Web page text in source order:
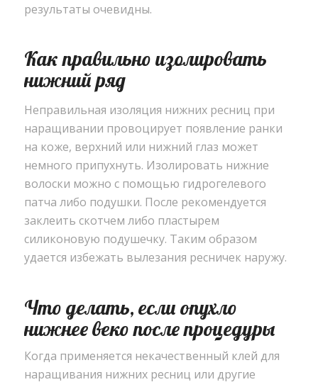
результаты очевидны.
Как правильно изолировать
нижний ряд
Неправильная изоляция нижних ресниц при
наращивании провоцирует появление ранки
на коже, верхний или нижний глаз может
немного припухнуть. Изолировать нижние
волоски можно с помощью гидрогелевого
патча либо подушки. После рекомендуется
заклеить скотчем либо пластырем
силиконовую подушечку. Таким образом
удается избежать вылезания ресничек наружу.
Что делать, если опухло
нижнее веко после процедуры
Когда применяется некачественный клей для
наращивания нижних ресниц или другие